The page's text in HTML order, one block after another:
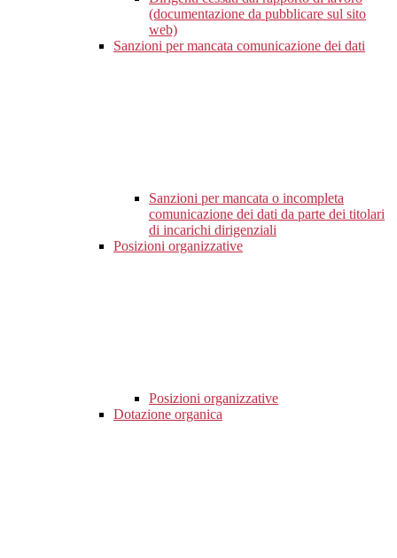
(documentazione da pubblicare sul sito
web)
Sanzioni per mancata comunicazione dei dati
Sanzioni per mancata o incompleta
comunicazione dei dati da parte dei titolari
di incarichi dirigenziali
Posizioni organizzative
Posizioni organizzative
Dotazione organica